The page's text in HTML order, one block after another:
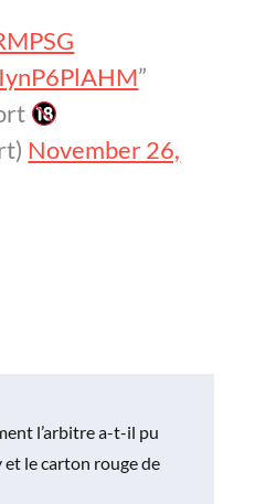
November 26,
l’arbitre a-t-il pu
le carton rouge de